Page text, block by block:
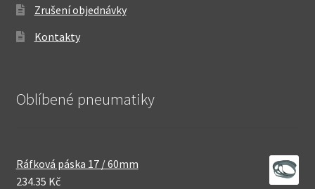
Zrušení objednávky
Kontakty
Oblíbené pneumatiky
Ráfková páska 17 / 60mm
234.35 Kč